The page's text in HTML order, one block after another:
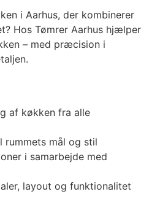
i Aarhus, der kombinerer
Hos Tømrer Aarhus hjælper
– med præcision i
af køkken fra alle
rummets mål og stil
i samarbejde med
layout og funktionalitet